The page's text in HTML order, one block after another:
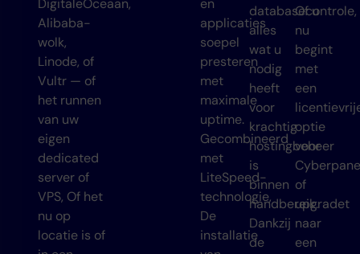
DigitaleOceaan,
Alibaba-
wolk,
Linode, of
Vultr — of
het runnen
van uw
eigen
dedicated
server of
VPS, Of het
nu op
locatie is of
en
applicaties
soepel
presteren
met
maximale
uptime.
Gecombineerd
met
LiteSpeed-
technologie,
De
installatie
databasecontrole,
alles
wat u
nodig
heeft
voor
krachtig
hostingbeheer
is
binnen
handbereik.
Dankzij
de
Of u
nu
begint
met
een
optie
voor
of
upgradet
naar
een